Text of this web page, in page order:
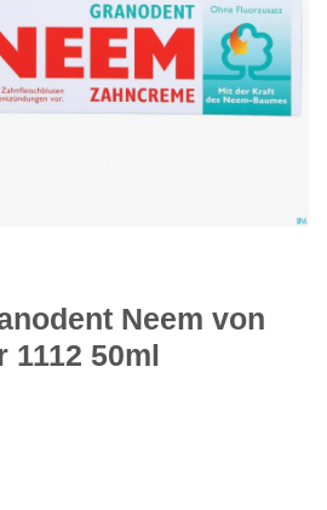
Neem von
1112 50ml